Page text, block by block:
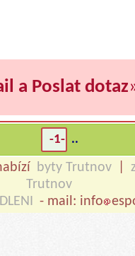
a Poslat dotaz
-1- ..
byty Trutnov
Trutnov
- mail: info